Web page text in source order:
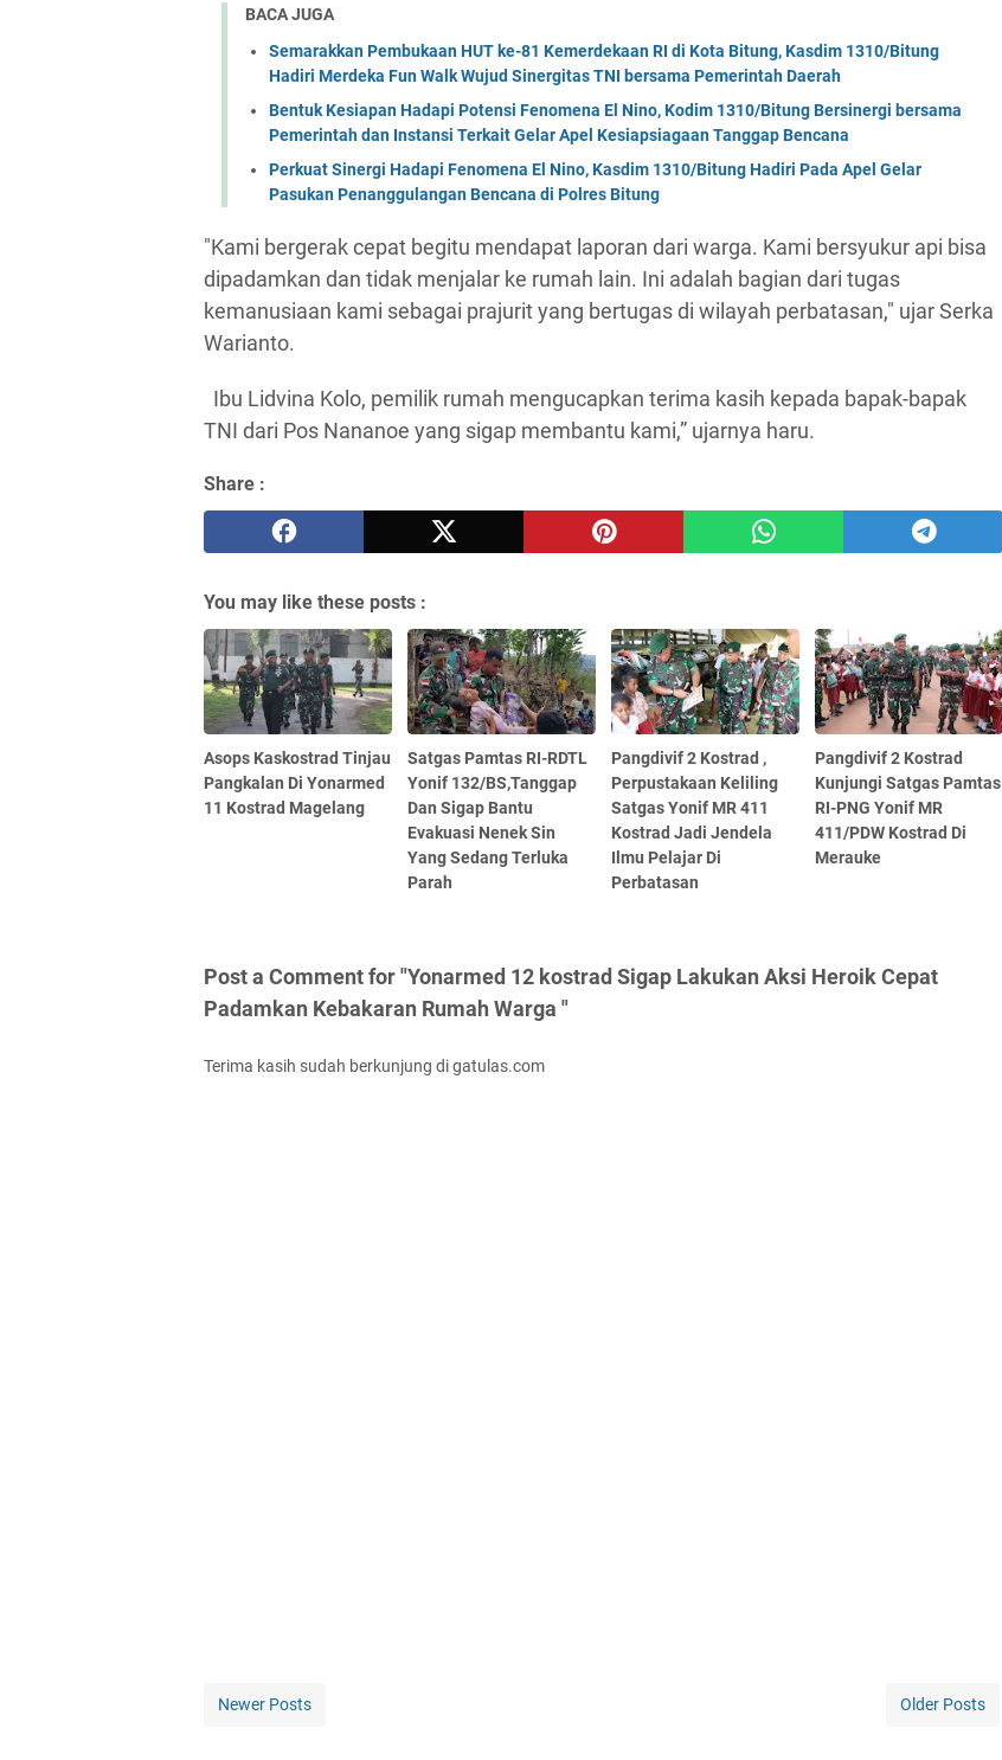
BACA JUGA
Semarakkan Pembukaan HUT ke-81 Kemerdekaan RI di Kota Bitung, Kasdim 1310/Bitung
Hadiri Merdeka Fun Walk Wujud Sinergitas TNI bersama Pemerintah Daerah
Bentuk Kesiapan Hadapi Potensi Fenomena El Nino, Kodim 1310/Bitung Bersinergi bersama
Pemerintah dan Instansi Terkait Gelar Apel Kesiapsiagaan Tanggap Bencana
Perkuat Sinergi Hadapi Fenomena El Nino, Kasdim 1310/Bitung Hadiri Pada Apel Gelar
Pasukan Penanggulangan Bencana di Polres Bitung
"Kami bergerak cepat begitu mendapat laporan dari warga. Kami bersyukur api bisa
dipadamkan dan tidak menjalar ke rumah lain. Ini adalah bagian dari tugas
kemanusiaan kami sebagai prajurit yang bertugas di wilayah perbatasan," ujar Serka
Warianto.
Ibu Lidvina Kolo, pemilik rumah mengucapkan terima kasih kepada bapak-bapak
TNI dari Pos Nananoe yang sigap membantu kami,” ujarnya haru.
Share :
You may like these posts :
Asops Kaskostrad Tinjau
Pangkalan Di Yonarmed
11 Kostrad Magelang
Satgas Pamtas RI-RDTL
Yonif 132/BS,Tanggap
Dan Sigap Bantu
Evakuasi Nenek Sin
Yang Sedang Terluka
Parah
Pangdivif 2 Kostrad ,
Perpustakaan Keliling
Satgas Yonif MR 411
Kostrad Jadi Jendela
Ilmu Pelajar Di
Perbatasan
Pangdivif 2 Kostrad
Kunjungi Satgas Pamtas
RI-PNG Yonif MR
411/PDW Kostrad Di
Merauke
Post a Comment for "Yonarmed 12 kostrad Sigap Lakukan Aksi Heroik Cepat
Padamkan Kebakaran Rumah Warga "
Terima kasih sudah berkunjung di gatulas.com
Newer Posts Older Posts